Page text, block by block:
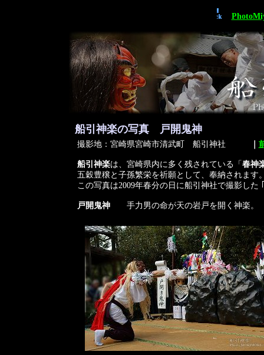
船引神楽の写真 戸開鬼神
撮影地：宮崎県宮崎市清武町 船引神社
船引神楽は、宮崎県内に多く残されている「 春神
五穀豊穣と子孫繁栄を祈願として、奉納されます
この写真は2009年春分の日に船引神社で撮影し
戸開鬼神手力男の命が天の岩戸を開く神楽。